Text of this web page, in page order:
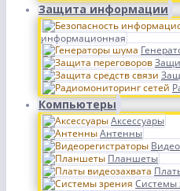
Защита информации
информационная
Компьютеры
Аксессуары
Антенны
Планшеты
Системы